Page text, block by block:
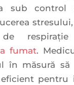
sub control
respiraţie
fumat.
în măsură să
pentru